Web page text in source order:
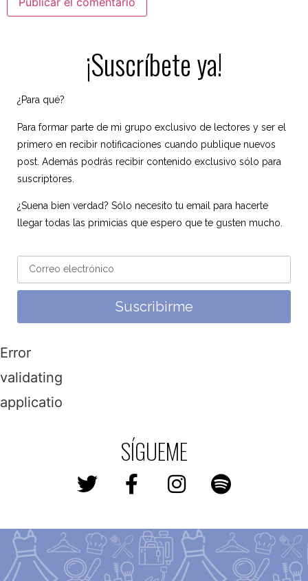
¡Suscríbete ya!
¿Para qué?
Para formar parte de mi grupo exclusivo de lectores y ser el
primero en recibir notificaciones cuando publique nuevos
post. Además podrás recibir contenido exclusivo sólo para
suscriptores.
¿Suena bien verdad? Sólo necesito tu email para hacerte
llegar todas las primicias que espero que te gusten mucho.
Suscribirme
Error
validating
application
SÍGUEME